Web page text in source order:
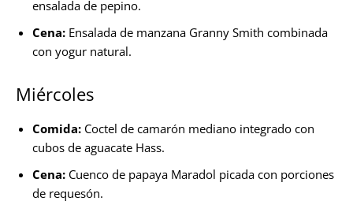
ensalada de pepino.
Cena: Ensalada de manzana Granny Smith combinada
con yogur natural.
Miércoles
Comida: Coctel de camarón mediano integrado con
cubos de aguacate Hass.
Cena: Cuenco de papaya Maradol picada con porciones
de requesón.